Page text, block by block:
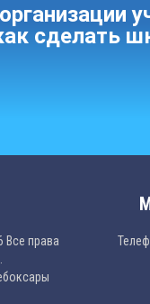
сделать
Все права